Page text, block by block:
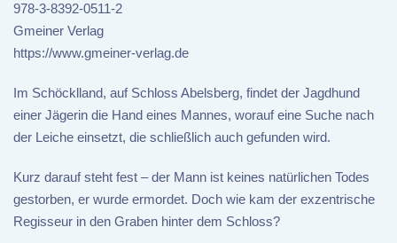
978-3-8392-0511-2
Gmeiner Verlag
https://www.gmeiner-verlag.de
Im Schöcklland, auf Schloss Abelsberg, findet der Jagdhund
einer Jägerin die Hand eines Mannes, worauf eine Suche nach
der Leiche einsetzt, die schließlich auch gefunden wird.
Kurz darauf steht fest – der Mann ist keines natürlichen Todes
gestorben, er wurde ermordet. Doch wie kam der exzentrische
Regisseur in den Graben hinter dem Schloss?